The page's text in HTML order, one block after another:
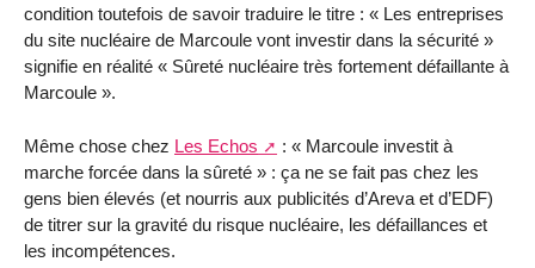
condition toutefois de savoir traduire le titre : « Les entreprises
du site nucléaire de Marcoule vont investir dans la sécurité »
signifie en réalité « Sûreté nucléaire très fortement défaillante à
Marcoule ».
Même chose chez Les Echos
: « Marcoule investit à
marche forcée dans la sûreté » : ça ne se fait pas chez les
gens bien élevés (et nourris aux publicités d’Areva et d’EDF)
de titrer sur la gravité du risque nucléaire, les défaillances et
les incompétences.